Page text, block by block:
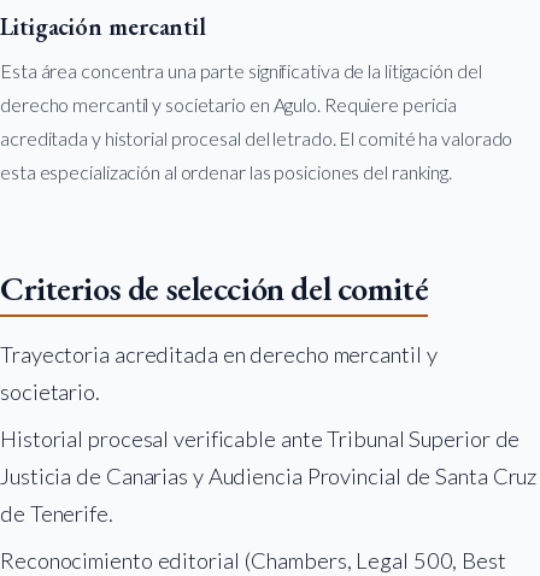
Litigación mercantil
Esta área concentra una parte significativa de la litigación del
derecho mercantil y societario en Agulo. Requiere pericia
acreditada y historial procesal del letrado. El comité ha valorado
esta especialización al ordenar las posiciones del ranking.
Criterios de selección del comité
Trayectoria acreditada en derecho mercantil y
societario.
Historial procesal verificable ante Tribunal Superior de
Justicia de Canarias y Audiencia Provincial de Santa Cruz
de Tenerife.
Reconocimiento editorial (Chambers, Legal 500, Best